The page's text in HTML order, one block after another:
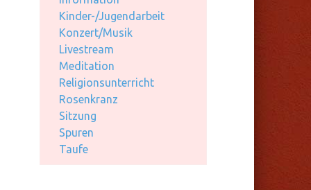
Kinder-/Jugendarbeit
Konzert/Musik
Livestream
Meditation
Religionsunterricht
Rosenkranz
Sitzung
Spuren
Taufe